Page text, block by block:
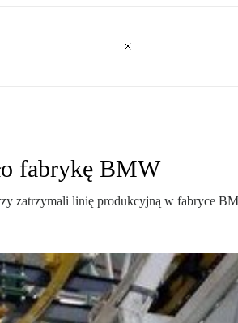
fabrykę BMW
zatrzymali linię produkcyjną w fabryce